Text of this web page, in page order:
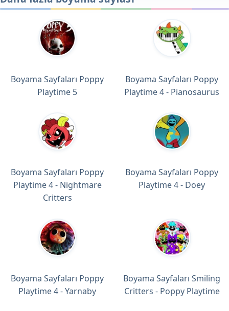
Boyama Sayfaları Poppy
Playtime 5
Boyama Sayfaları Poppy
Playtime 4 - Pianosaurus
Boyama Sayfaları Poppy
Playtime 4 - Nightmare
Critters
Boyama Sayfaları Poppy
Playtime 4 - Doey
Boyama Sayfaları Poppy
Playtime 4 - Yarnaby
Boyama Sayfaları Smiling
Critters - Poppy Playtime